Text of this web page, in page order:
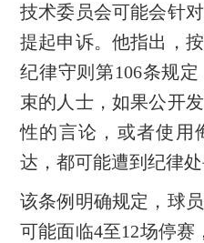
技术委员会可能会针
提起申诉。他指出，
纪律守则第106条规
束的人士，如果公开
性的言论，或者使用
达，都可能遭到纪律处
该条例明确规定，球
可能面临4至12场停赛